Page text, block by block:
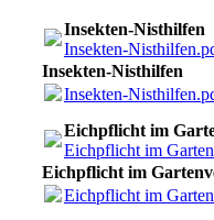
Insekten-Nisthilfen
Insekten-
Insekten-Nisthilfen
Insekten-
Eichpflicht im
Eichpflicht im
Eichpflicht im
Eichpflicht im